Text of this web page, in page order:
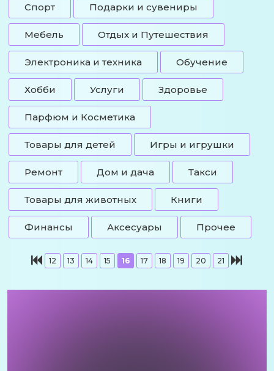
Спорт Подарки и сувениры
Мебель Отдых и Путешествия
Электроника и техника Обучение
Хобби Услуги Здоровье
Парфюм и Косметика
Товары для детей Игры и игрушки
Ремонт Дом и дача Такси
Товары для животных Книги
Финансы Аксесуары Прочее
12 13 14 15 16 17 18 19 20 21